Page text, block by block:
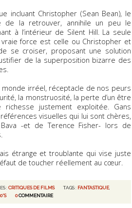
incluant Christopher (Sean Bean), le
la retrouver, annihile un peu le
à l’intérieur de Silent Hill. La seule
force est celle ou Christopher et
se croiser, proposant une solution
de la superposition bizarre des
monde irréel, réceptacle de nos peurs
la monstruosité, la perte d’un être
richesse justement exploitée. Gans
visuelles qui lui sont chères,
-et deTerence Fisher- lors de
étrange et troublante qui vise juste
de toucher réellement au cœur.
:CRITIQUES DE FILMS TAGS : FANTASTIQUE
0COMMENTAIRE